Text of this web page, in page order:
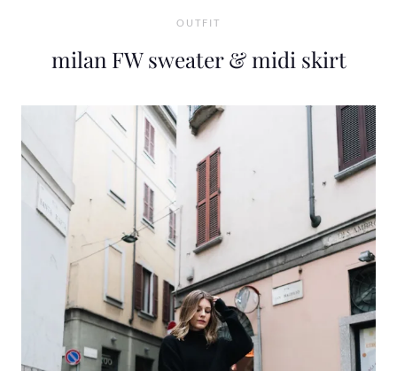
OUTFIT
milan FW sweater & midi skirt